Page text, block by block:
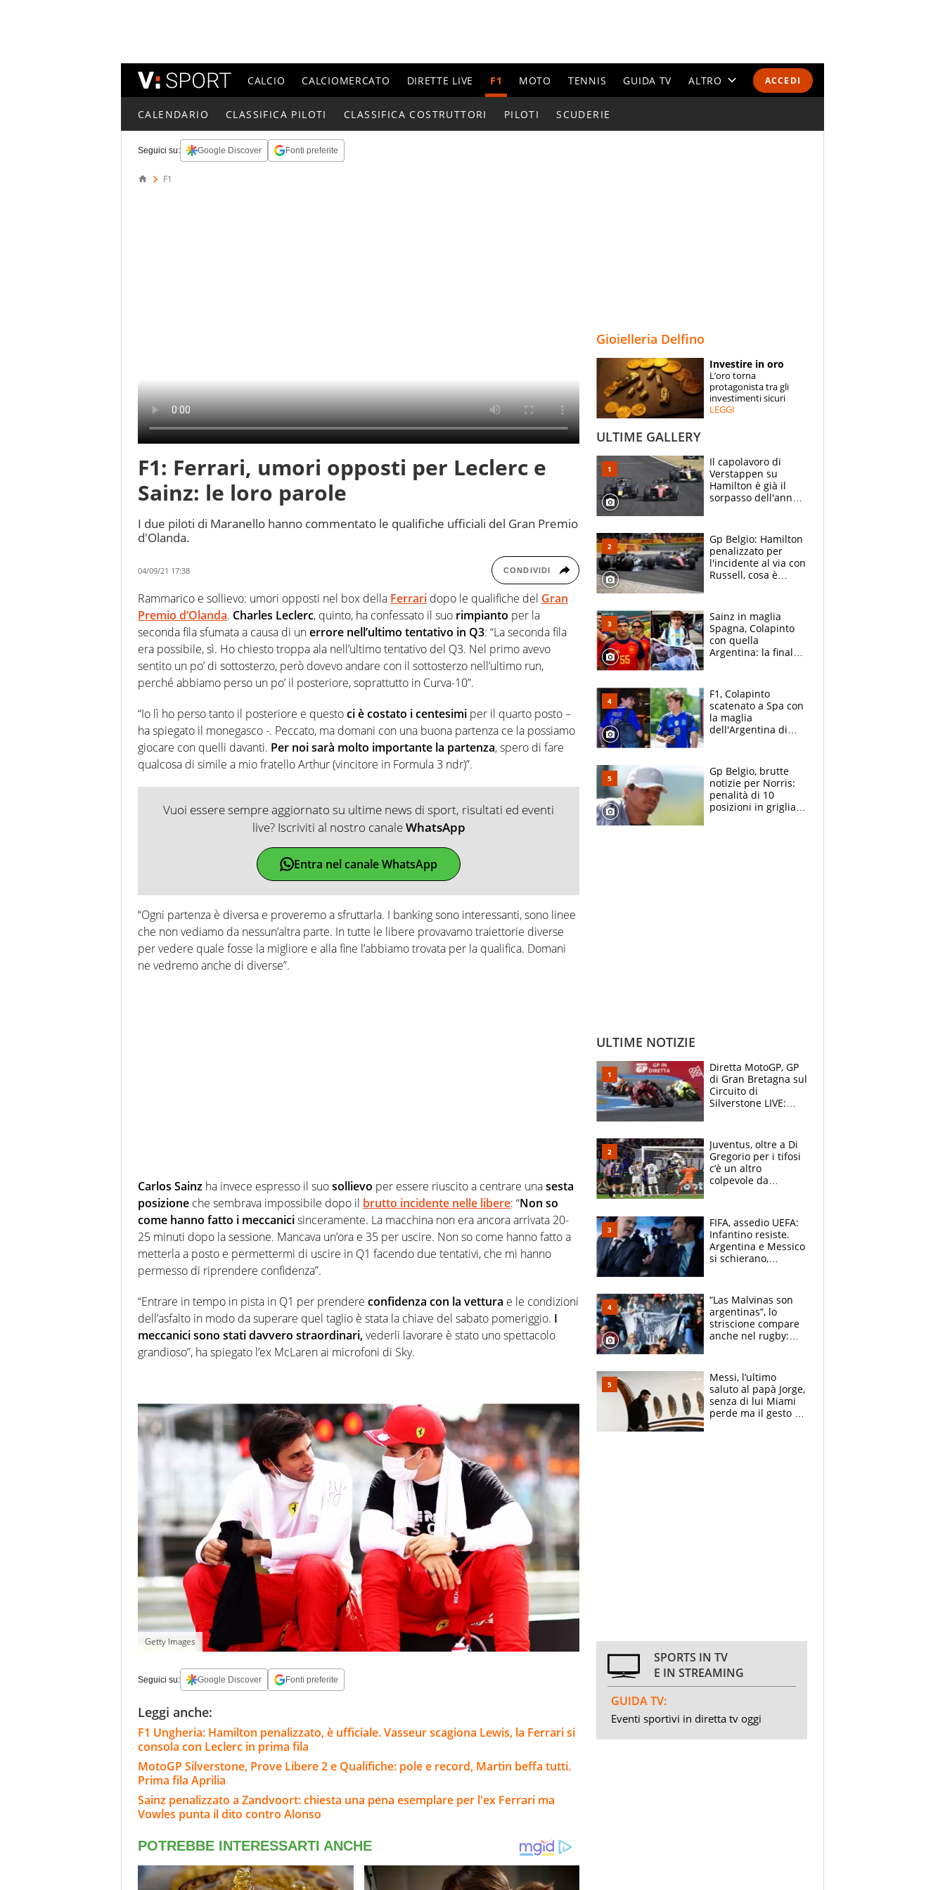
ACCEDI
CALCIO CALCIOMERCATO DIRETTE LIVE F1 MOTO TENNIS GUIDA TV ALTRO
ESPERTI
CONTATTI
CALENDARIO CLASSIFICA PILOTI CLASSIFICA COSTRUTTORI PILOTI SCUDERIE
Seguici su: Google Discover Fonti preferite
F1
F1: Ferrari, umori opposti per Leclerc e
Sainz: le loro parole
I due piloti di Maranello hanno commentato le qualifiche ufficiali del Gran Premio
d'Olanda.
04/09/21 17:38 CONDIVIDI
Rammarico e sollievo: umori opposti nel box della Ferrari dopo le qualifiche del Gran
Premio d’Olanda. Charles Leclerc, quinto, ha confessato il suo rimpianto per la
seconda fila sfumata a causa di unerrore nell’ultimo tentativo in Q3: “La seconda fila
era possibile, sì. Ho chiesto troppa ala nell’ultimo tentativo del Q3. Nel primo avevo
sentito un po’ di sottosterzo, però dovevo andare con il sottosterzo nell’ultimo run,
perché abbiamo perso un po’ il posteriore, soprattutto in Curva-10”.
“Io lì ho perso tanto il posteriore e questoci è costato i centesimi per il quarto posto –
ha spiegato il monegasco -. Peccato, ma domani con una buona partenza ce la possiamo
giocare con quelli davanti. Per noi sarà molto importante la partenza, spero di fare
qualcosa di simile a mio fratello Arthur (vincitore in Formula 3 ndr)”.
Vuoi essere sempre aggiornato su ultime news di sport, risultati ed eventi
live? Iscriviti al nostro canaleWhatsApp
Entra nel canale WhatsApp
“Ogni partenza è diversa e proveremo a sfruttarla. I banking sono interessanti, sono linee
che non vediamo da nessun’altra parte. In tutte le libere provavamo traiettorie diverse
per vedere quale fosse la migliore e alla fine l’abbiamo trovata per la qualifica. Domani
ne vedremo anche di diverse”.
Carlos Sainz ha invece espresso il suosollievo per essere riuscito a centrare unasesta
posizione che sembrava impossibile dopo il brutto incidente nelle libere: “Non so
come hanno fatto i meccanicisinceramente. La macchina non era ancora arrivata 20-
25 minuti dopo la sessione. Mancava un’ora e 35 per uscire. Non so come hanno fatto a
metterla a posto e permettermi di uscire in Q1 facendo due tentativi, che mi hanno
permesso di riprendere confidenza”.
“Entrare in tempo in pista in Q1 per prendere confidenza con la vettura e le condizioni
dell’asfalto in modo da superare quel taglio è stata la chiave del sabato pomeriggio. I
meccanici sono stati davvero straordinari,vederli lavorare è stato uno spettacolo
grandioso”, ha spiegato l’ex McLaren ai microfoni di Sky.
Getty Images
Seguici su: Google Discover Fonti preferite
Leggi anche:
F1 Ungheria: Hamilton penalizzato, è ufficiale. Vasseur scagiona Lewis, la Ferrari si
consola con Leclerc in prima fila
MotoGP Silverstone, Prove Libere 2 e Qualifiche: pole e record, Martin beffa tutti.
Prima fila Aprilia
Sainz penalizzato a Zandvoort: chiesta una pena esemplare per l'ex Ferrari ma
Vowles punta il dito contro Alonso
Gioielleria Delfino
Investire in oro
L’oro torna
protagonista tra gli
investimenti sicuri
LEGGI
ULTIME GALLERY
Il capolavoro di
Verstappen su
Hamilton è già il
sorpasso dell'anno:
2021
Gp Belgio: Hamilton
penalizzato per
l'incidente al via con
Russell, cosa è
Sainz in maglia
Spagna, Colapinto
con quella
Argentina: la finale
vede l'ora
F1, Colapinto
scatenato a Spa con
la maglia
dell'Argentina di
le parolacce"
Gp Belgio, brutte
notizie per Norris:
penalità di 10
posizioni in griglia,
ULTIME NOTIZIE
Diretta MotoGP, GP
di Gran Bretagna sul
Circuito di
Silverstone LIVE:
Ducati in affanno
Juventus, oltre a Di
Gregorio per i tifosi
c’è un altro
colpevole da
FIFA, assedio UEFA:
Infantino resiste.
Argentina e Messico
si schierano,
“Las Malvinas son
argentinas”, lo
striscione compare
anche nel rugby:
un caso
Messi, l’ultimo
saluto al papà Jorge,
senza di lui Miami
perde ma il gesto di
SPORTS IN TV
E IN STREAMING
GUIDA TV:
Eventi sportivi in diretta tv oggi